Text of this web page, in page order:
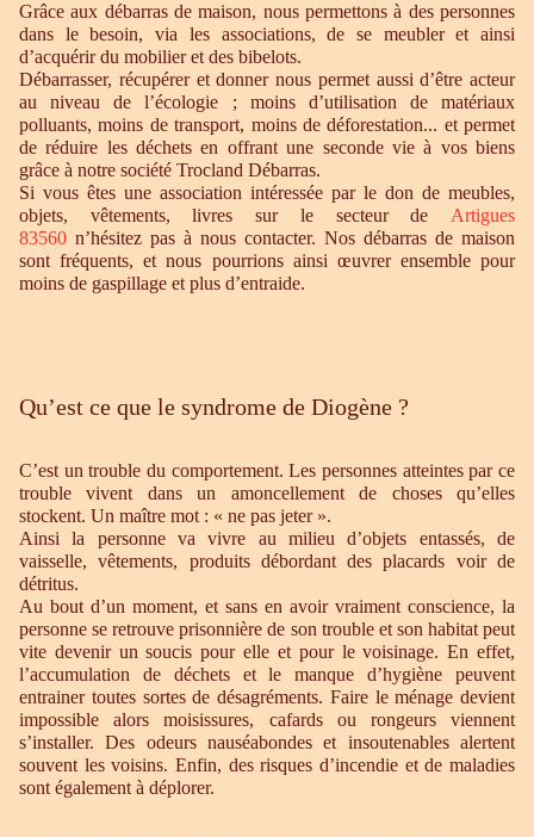
Grâce aux débarras de maison, nous permettons à des personnes
dans le besoin, via les associations, de se meubler et ainsi
d’acquérir du mobilier et des bibelots.
Débarrasser, récupérer et donner nous permet aussi d’être acteur
au niveau de l’écologie ; moins d’utilisation de matériaux
polluants, moins de transport, moins de déforestation... et permet
de réduire les déchets en offrant une seconde vie à vos biens
grâce à notre société Trocland Débarras.
Si vous êtes une association intéressée par le don de meubles,
objets, vêtements, livres sur le secteur de Artigues
83560 n’hésitez pas à nous contacter. Nos débarras de maison
sont fréquents, et nous pourrions ainsi œuvrer ensemble pour
moins de gaspillage et plus d’entraide.
Qu’est ce que le syndrome de Diogène ?
C’est un trouble du comportement. Les personnes atteintes par ce
trouble vivent dans un amoncellement de choses qu’elles
stockent. Un maître mot : « ne pas jeter ».
Ainsi la personne va vivre au milieu d’objets entassés, de
vaisselle, vêtements, produits débordant des placards voir de
détritus.
Au bout d’un moment, et sans en avoir vraiment conscience, la
personne se retrouve prisonnière de son trouble et son habitat peut
vite devenir un soucis pour elle et pour le voisinage. En effet,
l’accumulation de déchets et le manque d’hygiène peuvent
entrainer toutes sortes de désagréments. Faire le ménage devient
impossible alors moisissures, cafards ou rongeurs viennent
s’installer. Des odeurs nauséabondes et insoutenables alertent
souvent les voisins. Enfin, des risques d’incendie et de maladies
sont également à déplorer.